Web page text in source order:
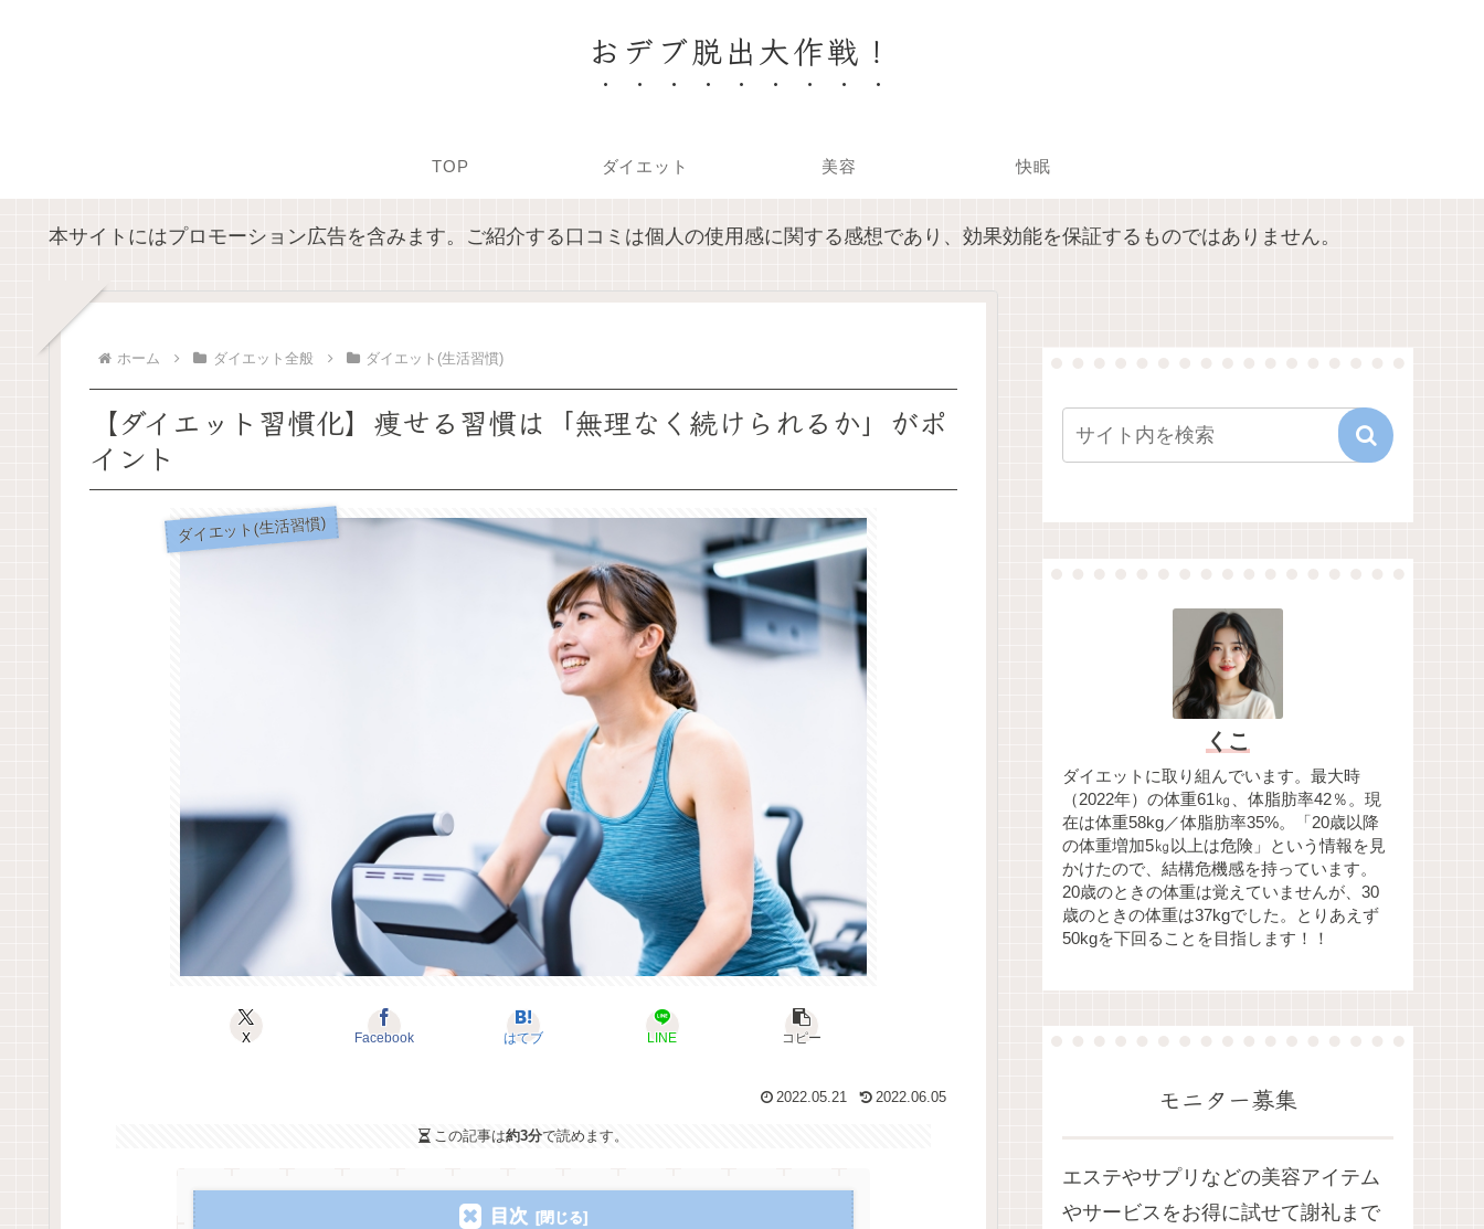
おデブ脱出大作戦！
TOP ダイエット 美容 快眠
本サイトにはプロモーション広告を含みます。ご紹介する口コミは個人の使用感に関する感想であり、効果効能を保証するものではありません。
ホーム ダイエット全般 ダイエット(生活習慣)
【ダイエット習慣化】痩せる習慣は「無理なく続けられるか」がポ
イント
ダイエット(生活習慣)
X Facebook はてブ LINE コピー
2022.05.21 2022.06.05
この記事は約3分で読めます。
目次
くこ
ダイエットに取り組んでいます。最大時
（2022年）の体重61㎏、体脂肪率42％。現
在は体重58kg／体脂肪率35%。「20歳以降
の体重増加5㎏以上は危険」という情報を見
かけたので、結構危機感を持っています。
20歳のときの体重は覚えていませんが、30
歳のときの体重は37kgでした。とりあえず
50kgを下回ることを目指します！！
モニター募集
エステやサプリなどの美容アイテム
やサービスをお得に試せて謝礼まで